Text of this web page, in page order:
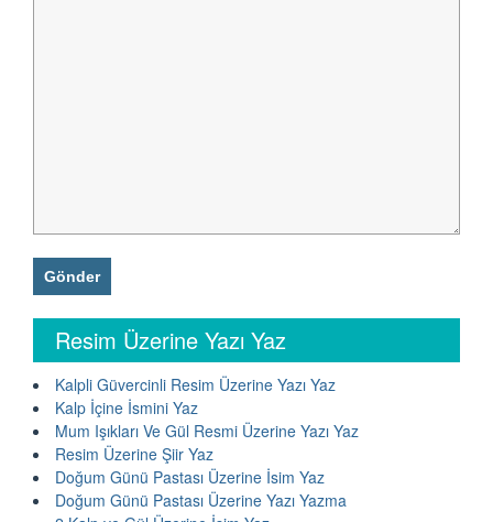
Resim Üzerine Yazı Yaz
Kalpli Güvercinli Resim Üzerine Yazı Yaz
Kalp İçine İsmini Yaz
Mum Işıkları Ve Gül Resmi Üzerine Yazı Yaz
Resim Üzerine Şiir Yaz
Doğum Günü Pastası Üzerine İsim Yaz
Doğum Günü Pastası Üzerine Yazı Yazma